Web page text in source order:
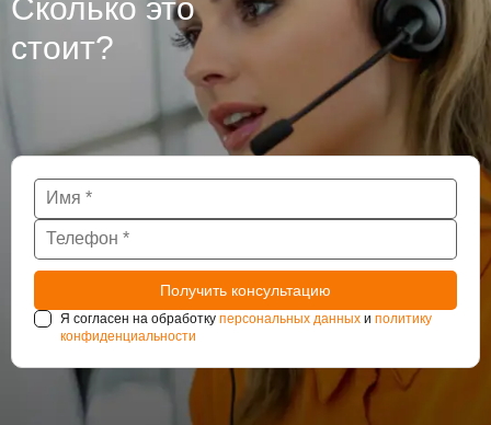
Сколько это
стоит?
Я согласен на обработку персональных данных и политику
конфиденциальности